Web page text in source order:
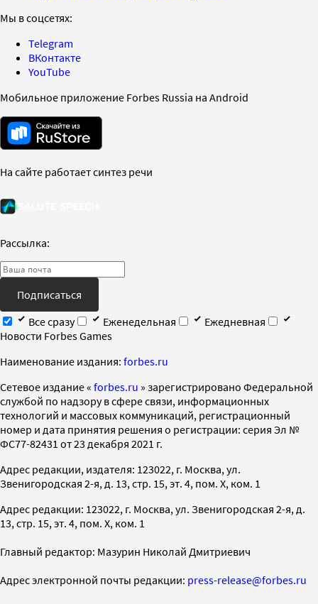
Мы в соцсетях:
Telegram
ВКонтакте
YouTube
Мобильное приложение Forbes Russia на Android
На сайте работает синтез речи
Рассылка:
Подписаться
Все сразу
Еженедельная
Ежедневная
Новости Forbes Games
Наименование издания: forbes.ru
Cетевое издание « forbes.ru » зарегистрировано Федеральной
службой по надзору в сфере связи, информационных
технологий и массовых коммуникаций, регистрационный
номер и дата принятия решения о регистрации: серия Эл №
ФС77-82431 от 23 декабря 2021 г.
Адрес редакции, издателя: 123022, г. Москва, ул.
Звенигородская 2-я, д. 13, стр. 15, эт. 4, пом. X, ком. 1
Адрес редакции: 123022, г. Москва, ул. Звенигородская 2-я, д.
13, стр. 15, эт. 4, пом. X, ком. 1
Главный редактор: Мазурин Николай Дмитриевич
Адрес электронной почты редакции: press-release@forbes.ru